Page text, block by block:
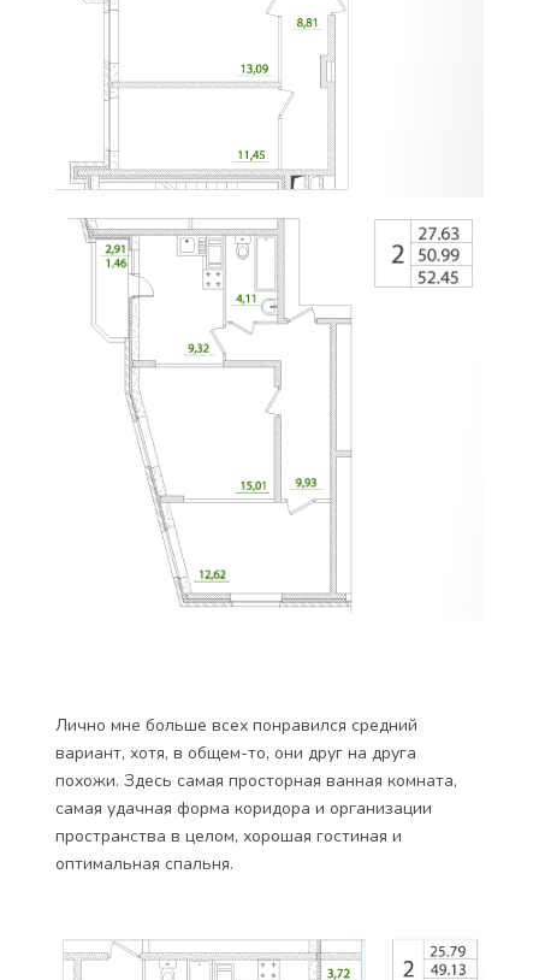
Лично мне больше всех понравился средний
вариант, хотя, в общем-то, они друг на друга
похожи. Здесь самая просторная ванная комната,
самая удачная форма коридора и организации
пространства в целом, хорошая гостиная и
оптимальная спальня.